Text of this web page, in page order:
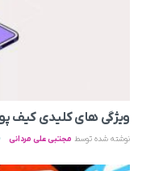
ویژگی های کلیدی کیف
نوشته شده توسط مجتبی علی مردانی